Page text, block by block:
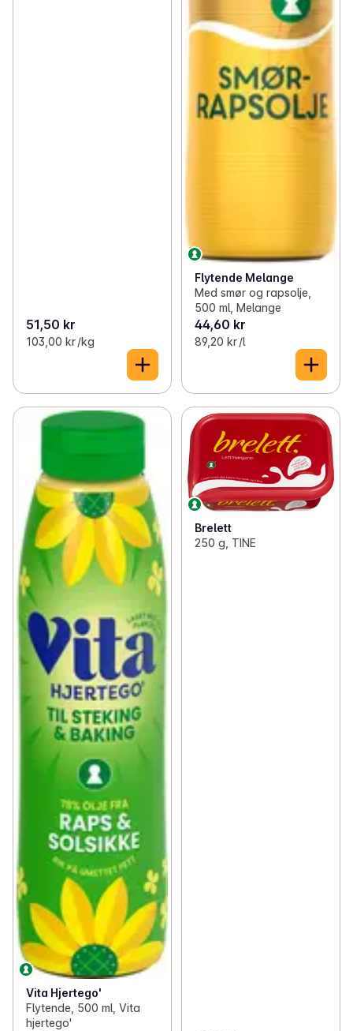
51,50 kr
103,00 kr /kg
Flytende Melange
Med smør og rapsolje,
500 ml, Melange
44,60 kr
89,20 kr /l
Vita Hjertego'
Flytende, 500 ml, Vita
hjertego'
Brelett
250 g, TINE